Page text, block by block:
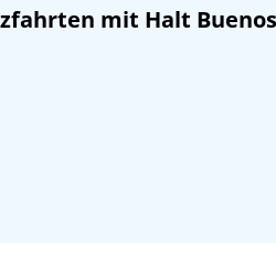
mit Halt